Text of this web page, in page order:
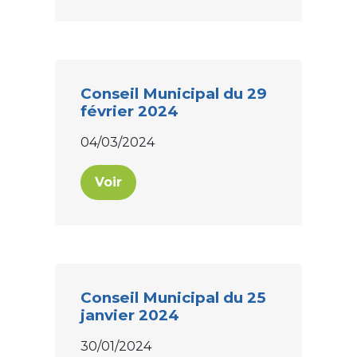
Conseil Municipal du 29
février 2024
04/03/2024
Voir
Conseil Municipal du 25
janvier 2024
30/01/2024